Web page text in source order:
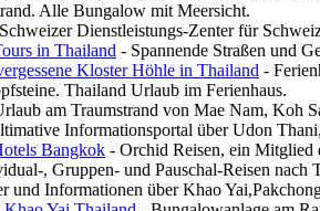
Alle Bungalow mit Meersicht.
Dienstleistungs-Zenter für
in Thailand - Spannende Straßen und
Kloster Höhle in Thailand -
Thailand Urlaub im Ferienhaus.
am Traumstrand von Mae Nam, Koh
Informationsportal über Udon
Bangkok - Orchid Reisen, ein Mitglied
, Gruppen- und Pauschal-Reisen
und Informationen über Khao